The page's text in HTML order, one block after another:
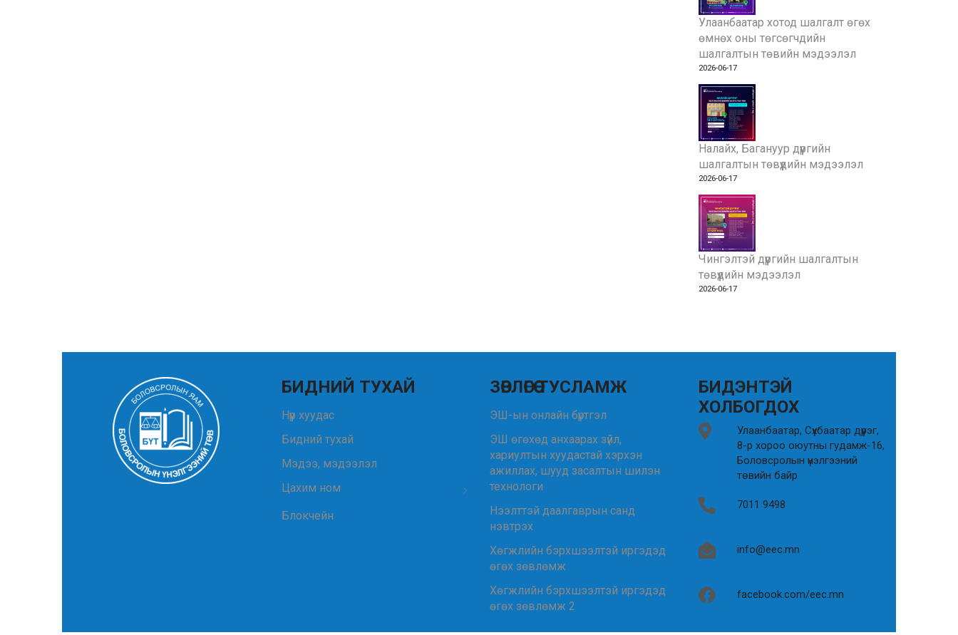
Улаанбаатар хотод шалгалт өгөх
өмнөх оны төгсөгчдийн
шалгалтын төвийн мэдээлэл
2026-06-17
Налайх, Багануур дүүргийн
шалгалтын төвүүдийн мэдээлэл
2026-06-17
Чингэлтэй дүүргийн шалгалтын
төвүүдийн мэдээлэл
2026-06-17
БИДНИЙ ТУХАЙ
Нүүр хуудас
Бидний тухай
Мэдээ, мэдээлэл
Цахим ном
Блокчейн
ЗӨВЛӨГӨӨ ТУСЛАМЖ
ЭШ-ын онлайн бүртгэл
ЭШ өгөхөд анхаарах зүйл,
хариултын хуудастай хэрхэн
ажиллах, шууд засалтын шилэн
технологи
Нээлттэй даалгаврын санд
нэвтрэх
Хөгжлийн бэрхшээлтэй иргэдэд
өгөх зөвлөмж
Хөгжлийн бэрхшээлтэй иргэдэд
өгөх зөвлөмж 2
БИДЭНТЭЙ
ХОЛБОГДОХ
Улаанбаатар, Сүхбаатар дүүрэг,
8-р хороо оюутны гудамж-16,
Боловсролын үнэлгээний
төвийн байр
7011 9498
info@eec.mn
facebook.com/eec.mn